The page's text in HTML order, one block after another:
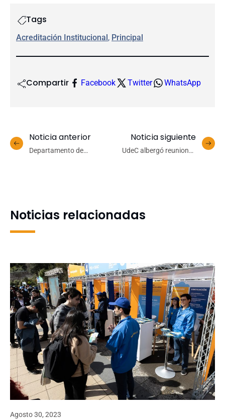
Tags
Acreditación Institucional, Principal
Compartir Facebook Twitter WhatsApp
Noticia anterior
Departamento de
Noticia siguiente
UdeC albergó reuniones
Noticias relacionadas
Agosto 30, 2023